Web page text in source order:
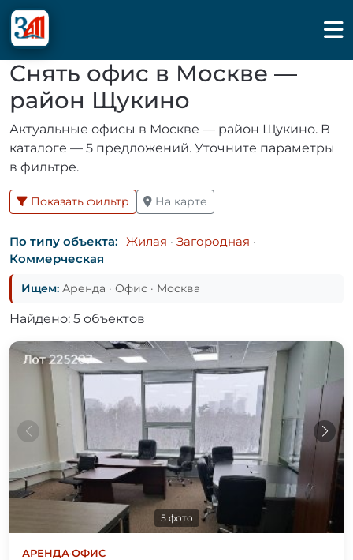
Снять офис в Москве —
район Щукино
Актуальные офисы в Москве — район Щукино. В
каталоге — 5 предложений. Уточните параметры
в фильтре.
Показать фильтр На карте
По типу объекта: Жилая · Загородная ·
Коммерческая
Ищем: Аренда · Офис · Москва
Найдено: 5 объектов
5 фото
АРЕНДА·ОФИС